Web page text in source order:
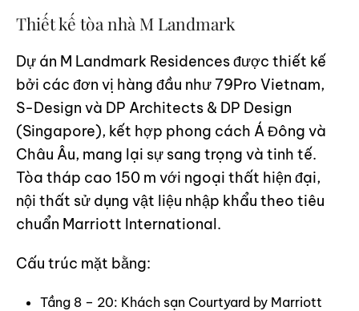
Thiết kế tòa nhà M Landmark
Dự án M Landmark Residences được thiết kế
bởi các đơn vị hàng đầu như 79Pro Vietnam,
S-Design và DP Architects & DP Design
(Singapore), kết hợp phong cách Á Đông và
Châu Âu, mang lại sự sang trọng và tinh tế.
Tòa tháp cao 150 m với ngoại thất hiện đại,
nội thất sử dụng vật liệu nhập khẩu theo tiêu
chuẩn Marriott International.
Cấu trúc mặt bằng:
Tầng 8 – 20: Khách sạn Courtyard by Marriott